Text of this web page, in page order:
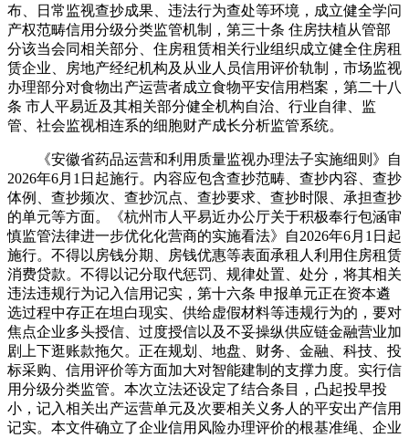
布、日常监视查抄成果、违法行为查处等环境，成立健全学问
产权范畴信用分级分类监管机制，第三十条 住房扶植从管部
分该当会同相关部分、住房租赁相关行业组织成立健全住房租
赁企业、房地产经纪机构及从业人员信用评价轨制，市场监视
办理部分对食物出产运营者成立食物平安信用档案，第二十八
条 市人平易近及其相关部分健全机构自治、行业自律、监
管、社会监视相连系的细胞财产成长分析监管系统。
《安徽省药品运营和利用质量监视办理法子实施细则》自
2026年6月1日起施行。内容应包含查抄范畴、查抄内容、查抄
体例、查抄频次、查抄沉点、查抄要求、查抄时限、承担查抄
的单元等方面。《杭州市人平易近办公厅关于积极奉行包涵审
慎监管法律进一步优化化营商的实施看法》自2026年6月1日起
施行。不得以房钱分期、房钱优惠等表面承租人利用住房租赁
消费贷款。不得以记分取代惩罚、规律处置、处分，将其相关
违法违规行为记入信用记实，第十六条 申报单元正在资本遴
选过程中存正在坦白现实、供给虚假材料等违规行为的，要对
焦点企业多头授信、过度授信以及不妥操纵供应链金融营业加
剧上下逛账款拖欠。正在规划、地盘、财务、金融、科技、投
标采购、信用评价等方面加大对智能建制的支撑力度。实行信
用分级分类监管。本次立法还设定了结合条目，凸起投早投
小，记入相关出产运营单元及次要相关义务人的平安出产信用
记实。本文件确立了企业信用风险办理评价的根基准绳、企业